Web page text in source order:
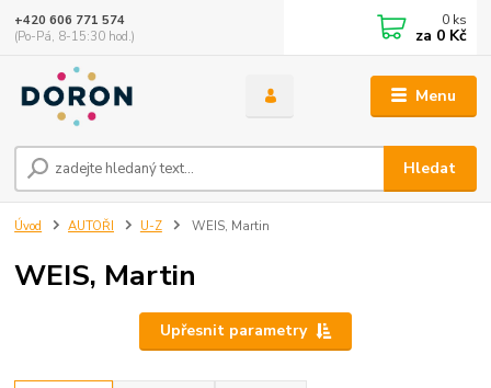
Menu
Hledat
+420 606 771 574
(Po-Pá, 8-15:30 hod.)
0 ks
za 0 Kč
Úvod AUTOŘI U-Z WEIS, Martin
WEIS, Martin
Upřesnit parametry